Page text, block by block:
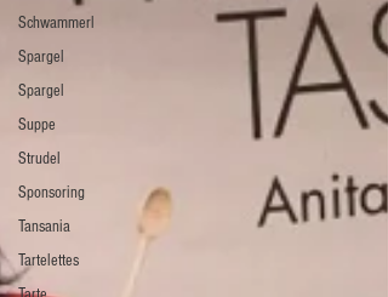
Schwammerl
Spargel
Spargel
Suppe
Strudel
Sponsoring
Tansania
Tartelettes